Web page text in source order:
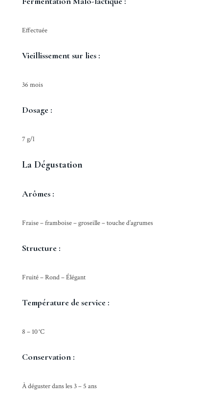
Effectuée
Vieillissement sur lies :
36 mois
Dosage :
7 g/l
La Dégustation
Arômes :
Fraise – framboise – groseille – touche d’agrumes
Structure :
Fruité – Rond – Élégant
Température de service:
8 – 10 °C
Conservation :
À déguster dans les 3 – 5 ans